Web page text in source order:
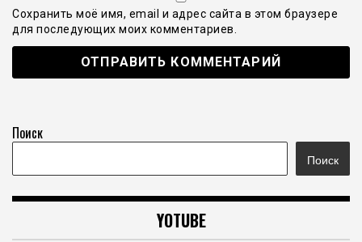
Сохранить моё имя, email и адрес сайта в этом браузере
для последующих моих комментариев.
Поиск
Поиск
YOTUBE